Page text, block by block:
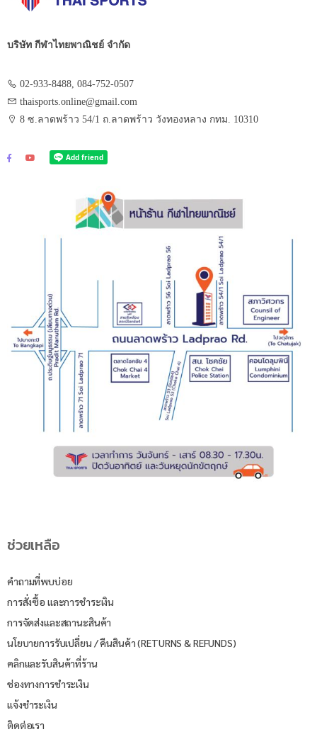
บริษัท กีฬาไทยพาณิชย์ จำกัด
02-933-8488, 084-752-0507
thaisports.online@gmail.com
8 ซ.ลาดพร้าว 54/1 ถ.ลาดพร้าว วังทองหลาง กทม. 10310
ช่วยเหลือ
คำถามที่พบบ่อย
การสั่งซื้อ และการชำระเงิน
การจัดส่งและสถานะสินค้า
นโยบายการรับเปลี่ยน / คืนสินค้า (RETURNS & REFUNDS)
คลิกและรับสินค้าที่ร้าน
ช่องทางการชำระเงิน
แจ้งชำระเงิน
ติดต่อเรา